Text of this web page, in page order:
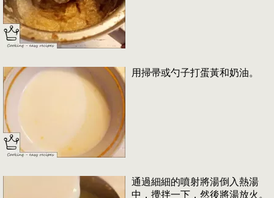
用掃帚或勺子打蛋黃和奶油。
通過細細的噴射將湯倒入熱湯
中，攪拌一下，然後將湯放火。